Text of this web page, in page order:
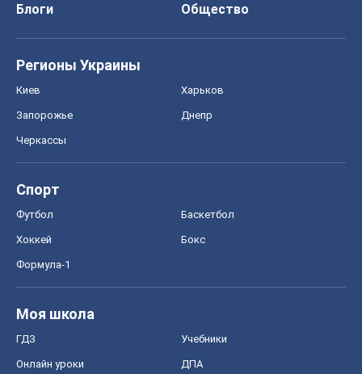
Блоги
Общество
Регионы Украины
Киев Харьков
Запорожье Днепр
Черкассы
Спорт
Футбол Баскетбол
Хоккей Бокс
Формула-1
Моя школа
ГДЗ Учебники
Онлайн уроки ДПА